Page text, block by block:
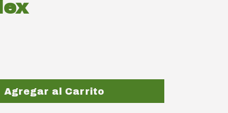
Agregar al Carrito